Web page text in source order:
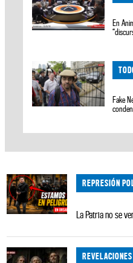
En
Fake
REPRESIÓN
La Patria no se